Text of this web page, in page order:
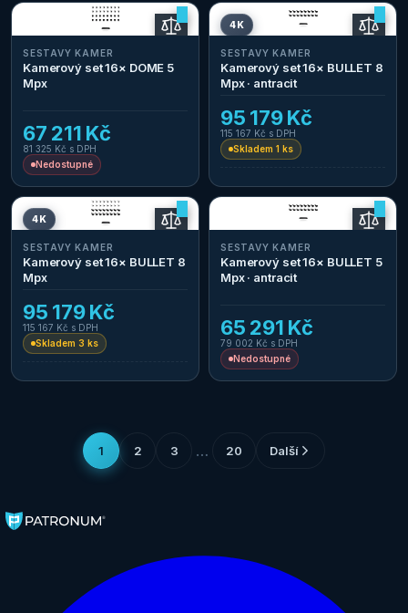
SESTAVY KAMER
Kamerový set 16× DOME 5
Mpx
67 211 Kč
81 325 Kč s DPH
Nedostupné
4K
SESTAVY KAMER
Kamerový set 16× BULLET 8
Mpx · antracit
95 179 Kč
115 167 Kč s DPH
Skladem 1 ks
4K
SESTAVY KAMER
Kamerový set 16× BULLET 8
Mpx
95 179 Kč
115 167 Kč s DPH
Skladem 3 ks
SESTAVY KAMER
Kamerový set 16× BULLET 5
Mpx · antracit
65 291 Kč
79 002 Kč s DPH
Nedostupné
1 2 3 … 20 Další